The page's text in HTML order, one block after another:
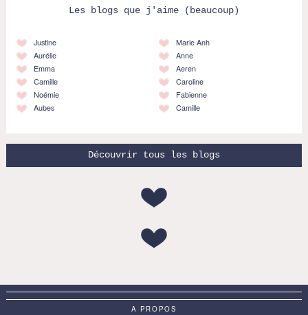
Les blogs que j'aime (beaucoup)
Justine
Aurélie
Emma
Camille
Noémie
Aubes
Marie Anh
Anne
Aeren
Caroline
Fabienne
Camille
Découvrir tous les blogs
A PROPOS